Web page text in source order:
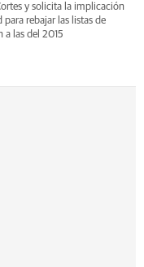
y solicita la implicación
rebajar las listas de
a las del 2015